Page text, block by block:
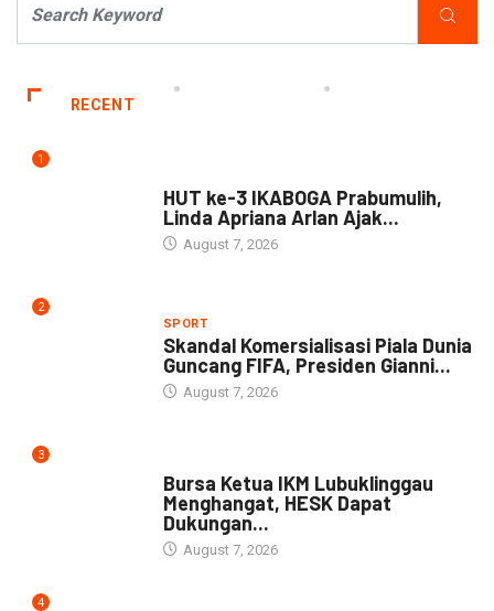
RECENT
1
HUT ke-3 IKABOGA Prabumulih,
Linda Apriana Arlan Ajak...
August 7, 2026
2
SPORT
Skandal Komersialisasi Piala Dunia
Guncang FIFA, Presiden Gianni...
August 7, 2026
3
Bursa Ketua IKM Lubuklinggau
Menghangat, HESK Dapat
Dukungan...
August 7, 2026
4